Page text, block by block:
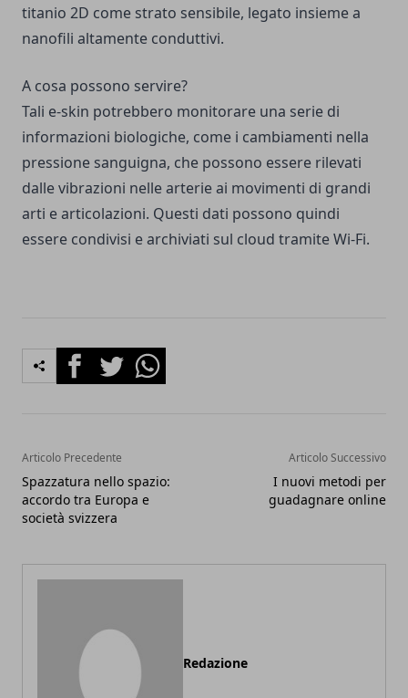
titanio 2D come strato sensibile, legato insieme a
nanofili altamente conduttivi.
A cosa possono servire?
Tali e-skin potrebbero monitorare una serie di
informazioni biologiche, come i cambiamenti nella
pressione sanguigna, che possono essere rilevati
dalle vibrazioni nelle arterie ai movimenti di grandi
arti e articolazioni. Questi dati possono quindi
essere condivisi e archiviati sul cloud tramite Wi-Fi.
FacebookTwitterWhatsapp
Articolo Precedente
Spazzatura nello spazio:
accordo tra Europa e
società svizzera
Articolo Successivo
I nuovi metodi per
guadagnare online
Redazione